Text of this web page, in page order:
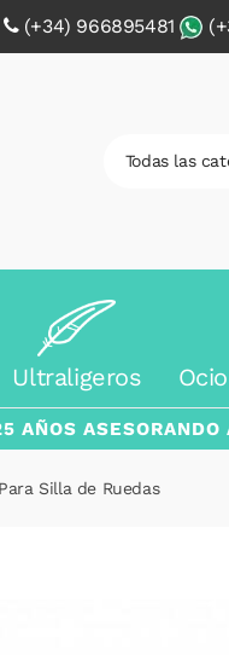
(+34) 966895481
Todas las
Ultraligeros
AÑOS
Silla de Ruedas